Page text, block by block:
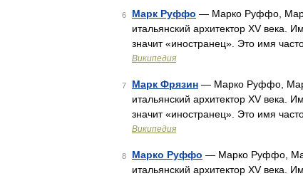
6 Марк Руффо — Марко Руффо,
итальянский архитектор XV века.
значит «иностранец». Это имя
Википедия
7 Марк Фрязин — Марко Руффо,
итальянский архитектор XV века.
значит «иностранец». Это имя
Википедия
8 Марко Руффо — Марко Руффо,
итальянский архитектор XV века.